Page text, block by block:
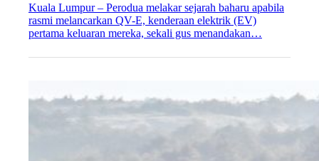
Kuala Lumpur – Perodua melakar sejarah baharu apabila
rasmi melancarkan QV-E, kenderaan elektrik (EV)
pertama keluaran mereka, sekali gus menandakan…